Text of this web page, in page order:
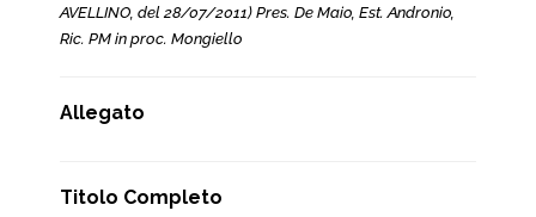
AVELLINO, del 28/07/2011) Pres. De Maio, Est. Andronio,
Ric. PM in proc. Mongiello
Allegato
Titolo Completo